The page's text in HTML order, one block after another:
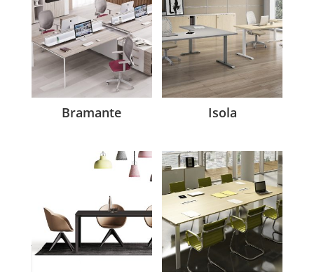
Bramante Isola